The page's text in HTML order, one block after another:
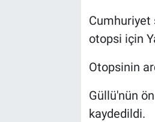
Cumhuriyet
otopsi için
Otopsinin
Güllü'nün
kaydedildi.